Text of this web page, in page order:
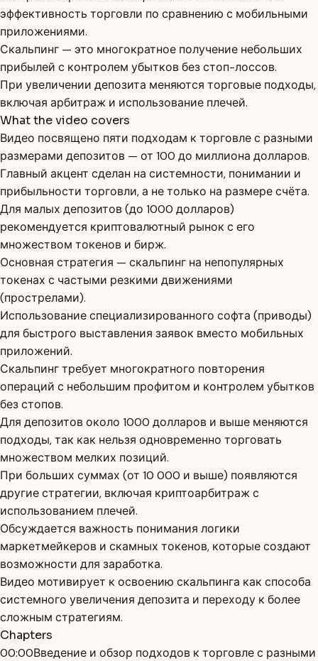
эффективность торговли по сравнению с мобильными
приложениями.
Скальпинг — это многократное получение небольших
прибылей с контролем убытков без стоп-лоссов.
При увеличении депозита меняются торговые подходы,
включая арбитраж и использование плечей.
What the video covers
Видео посвящено пяти подходам к торговле с разными
размерами депозитов — от 100 до миллиона долларов.
Главный акцент сделан на системности, понимании и
прибыльности торговли, а не только на размере счёта.
Для малых депозитов (до 1000 долларов)
рекомендуется криптовалютный рынок с его
множеством токенов и бирж.
Основная стратегия — скальпинг на непопулярных
токенах с частыми резкими движениями
(прострелами).
Использование специализированного софта (приводы)
для быстрого выставления заявок вместо мобильных
приложений.
Скальпинг требует многократного повторения
операций с небольшим профитом и контролем убытков
без стопов.
Для депозитов около 1000 долларов и выше меняются
подходы, так как нельзя одновременно торговать
множеством мелких позиций.
При больших суммах (от 10 000 и выше) появляются
другие стратегии, включая криптоарбитраж с
использованием плечей.
Обсуждается важность понимания логики
маркетмейкеров и скамных токенов, которые создают
возможности для заработка.
Видео мотивирует к освоению скальпинга как способа
системного увеличения депозита и переходу к более
сложным стратегиям.
Chapters
00:00Введение и обзор подходов к торговле с разными